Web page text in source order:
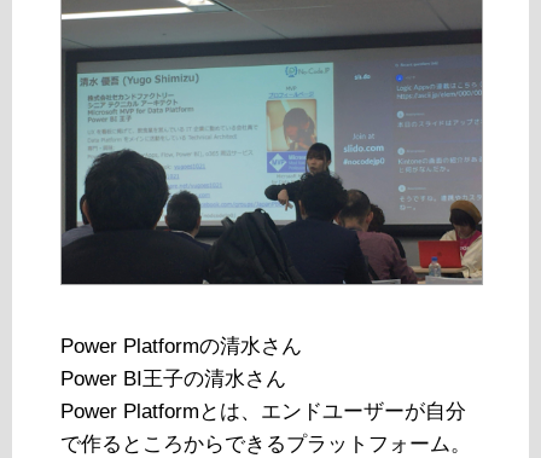
Power Platformの清水さん
Power BI王子の清水さん
Power Platformとは、エンドユーザーが自分
で作るところからできるプラットフォーム。